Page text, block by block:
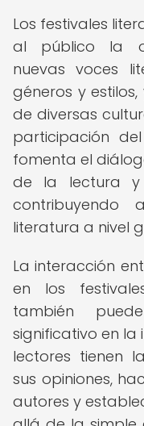
Los festivales
al público la
nuevas voces
géneros y
de diversas
participación
fomenta el
de la lectura y
literatura a nivel
La interacción
en los
también
significativo en la
lectores tienen
sus opiniones,
autores y